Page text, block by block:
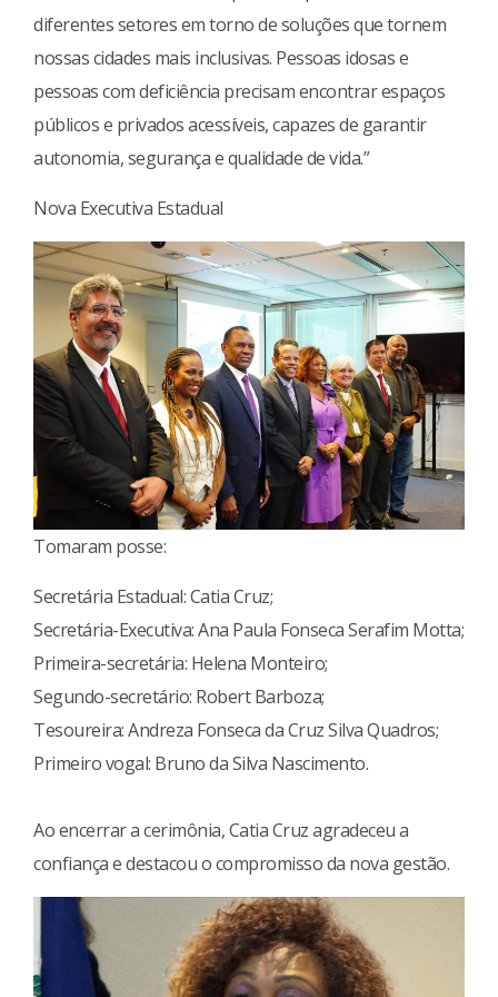
diferentes setores em torno de soluções que tornem
nossas cidades mais inclusivas. Pessoas idosas e
pessoas com deficiência precisam encontrar espaços
públicos e privados acessíveis, capazes de garantir
autonomia, segurança e qualidade de vida.”
Nova Executiva Estadual
Tomaram posse:
Secretária Estadual: Catia Cruz;
Secretária-Executiva: Ana Paula Fonseca Serafim Motta;
Primeira-secretária: Helena Monteiro;
Segundo-secretário: Robert Barboza;
Tesoureira: Andreza Fonseca da Cruz Silva Quadros;
Primeiro vogal: Bruno da Silva Nascimento.
Ao encerrar a cerimônia, Catia Cruz agradeceu a
confiança e destacou o compromisso da nova gestão.